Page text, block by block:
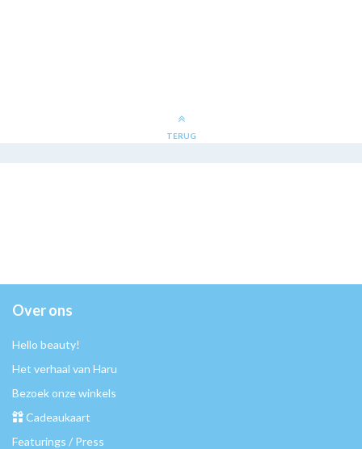
TERUG
Over ons
Hello beauty!
Het verhaal van Haru
Bezoek onze winkels
Cadeaukaart
Featurings / Press